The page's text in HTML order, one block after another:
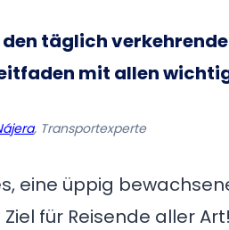
täglich
mit allen
, Transportexperte
eine üppig
für Reisende aller